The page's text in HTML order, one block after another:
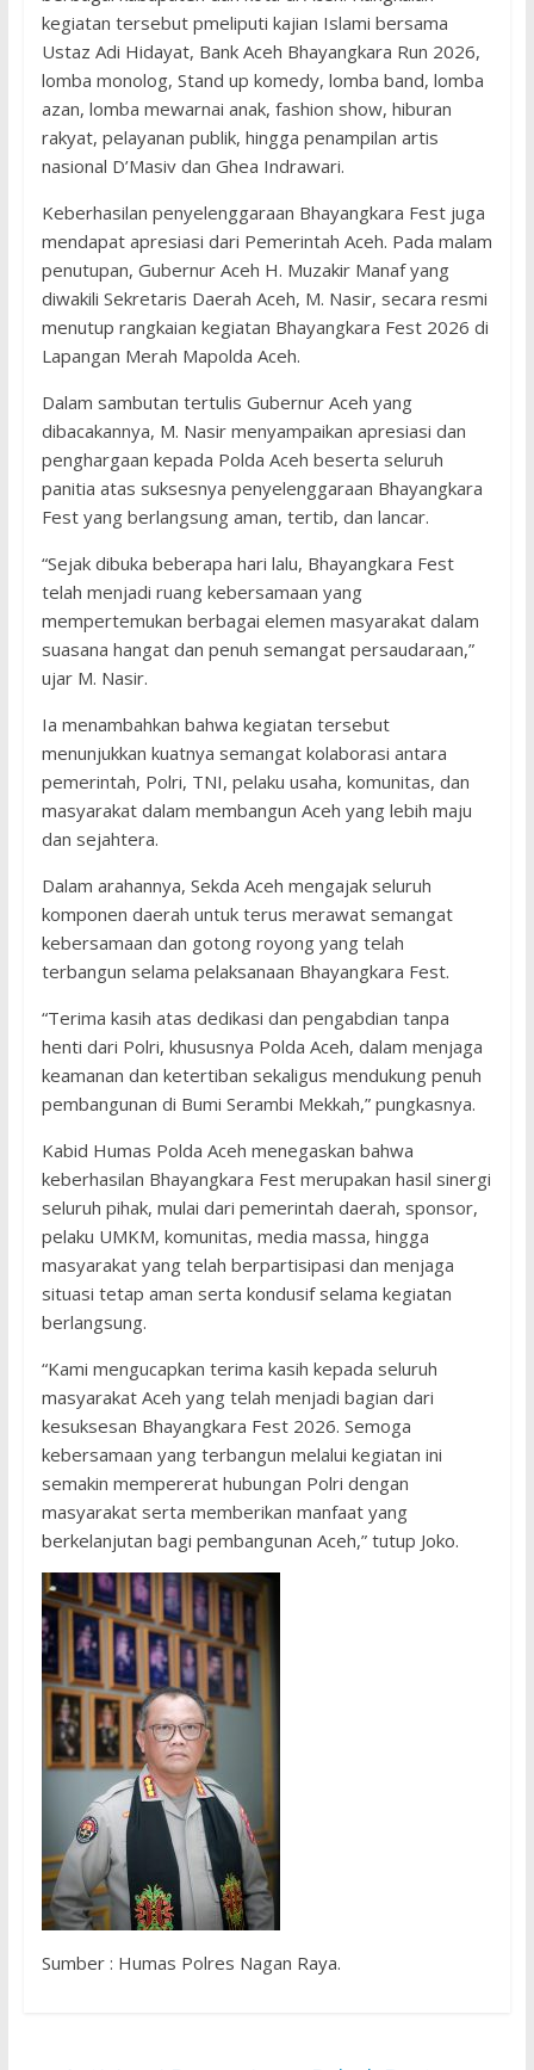
kegiatan tersebut pmeliputi kajian Islami bersama
Ustaz Adi Hidayat, Bank Aceh Bhayangkara Run 2026,
lomba monolog, Stand up komedy, lomba band, lomba
azan, lomba mewarnai anak, fashion show, hiburan
rakyat, pelayanan publik, hingga penampilan artis
nasional D’Masiv dan Ghea Indrawari.
Keberhasilan penyelenggaraan Bhayangkara Fest juga
mendapat apresiasi dari Pemerintah Aceh. Pada malam
penutupan, Gubernur Aceh H. Muzakir Manaf yang
diwakili Sekretaris Daerah Aceh, M. Nasir, secara resmi
menutup rangkaian kegiatan Bhayangkara Fest 2026 di
Lapangan Merah Mapolda Aceh.
Dalam sambutan tertulis Gubernur Aceh yang
dibacakannya, M. Nasir menyampaikan apresiasi dan
penghargaan kepada Polda Aceh beserta seluruh
panitia atas suksesnya penyelenggaraan Bhayangkara
Fest yang berlangsung aman, tertib, dan lancar.
“Sejak dibuka beberapa hari lalu, Bhayangkara Fest
telah menjadi ruang kebersamaan yang
mempertemukan berbagai elemen masyarakat dalam
suasana hangat dan penuh semangat persaudaraan,”
ujar M. Nasir.
Ia menambahkan bahwa kegiatan tersebut
menunjukkan kuatnya semangat kolaborasi antara
pemerintah, Polri, TNI, pelaku usaha, komunitas, dan
masyarakat dalam membangun Aceh yang lebih maju
dan sejahtera.
Dalam arahannya, Sekda Aceh mengajak seluruh
komponen daerah untuk terus merawat semangat
kebersamaan dan gotong royong yang telah
terbangun selama pelaksanaan Bhayangkara Fest.
“Terima kasih atas dedikasi dan pengabdian tanpa
henti dari Polri, khususnya Polda Aceh, dalam menjaga
keamanan dan ketertiban sekaligus mendukung penuh
pembangunan di Bumi Serambi Mekkah,” pungkasnya.
Kabid Humas Polda Aceh menegaskan bahwa
keberhasilan Bhayangkara Fest merupakan hasil sinergi
seluruh pihak, mulai dari pemerintah daerah, sponsor,
pelaku UMKM, komunitas, media massa, hingga
masyarakat yang telah berpartisipasi dan menjaga
situasi tetap aman serta kondusif selama kegiatan
berlangsung.
“Kami mengucapkan terima kasih kepada seluruh
masyarakat Aceh yang telah menjadi bagian dari
kesuksesan Bhayangkara Fest 2026. Semoga
kebersamaan yang terbangun melalui kegiatan ini
semakin mempererat hubungan Polri dengan
masyarakat serta memberikan manfaat yang
berkelanjutan bagi pembangunan Aceh,” tutup Joko.
Sumber : Humas Polres Nagan Raya.